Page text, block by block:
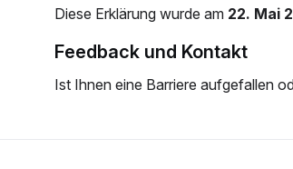
Diese Erklärung wurde am 22. Mai
Feedback und Kontakt
Ist Ihnen eine Barriere aufgefallen